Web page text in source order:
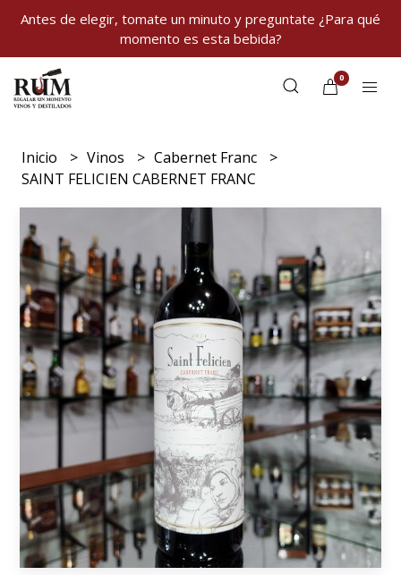
Antes de elegir, tomate un minuto y preguntate ¿Para qué
momento es esta bebida?
0
Inicio Vinos
Cabernet Franc
SAINT FELICIEN CABERNET FRANC